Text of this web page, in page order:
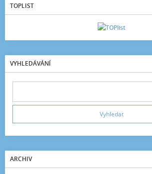
TOPLIST
VYHLEDÁVÁNÍ
ARCHIV